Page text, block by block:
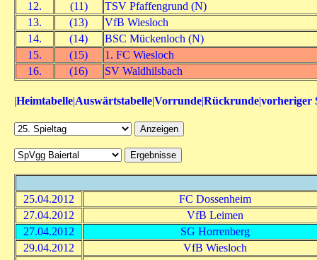
12.
(11)
TSV Pfaffengrund (N)
13.
(13)
VfB Wiesloch
14.
(14)
BSC Mückenloch (N)
15.
(15)
1. FC Wiesloch
16.
(16) SV Waldhilsbach
|Heimtabelle|Auswärtstabelle|Vorrunde|Rückrunde|vorheriger
25.04.2012
FC Dossenheim
27.04.2012
VfB Leimen
27.04.2012
SG Horrenberg
29.04.2012
VfB Wiesloch